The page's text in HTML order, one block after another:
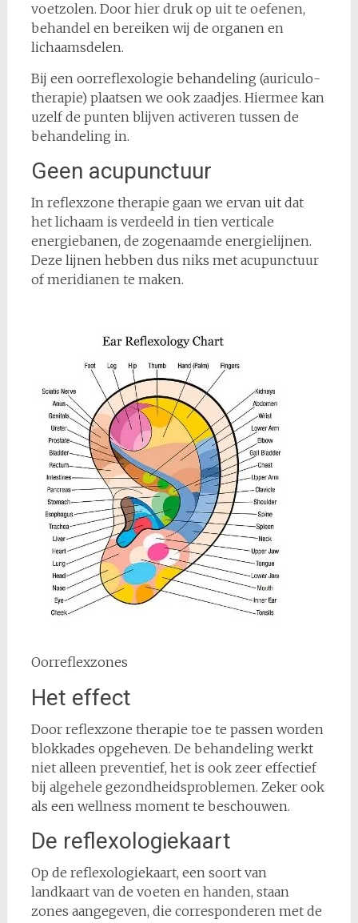
voetzolen. Door hier druk op uit te oefenen,
behandel en bereiken wij de organen en
lichaamsdelen.
Bij een oorreflexologie behandeling (auriculo-
therapie) plaatsen we ook zaadjes. Hiermee kan
uzelf de punten blijven activeren tussen de
behandeling in.
Geen acupunctuur
In reflexzone therapie gaan we ervan uit dat
het lichaam is verdeeld in tien verticale
energiebanen, de zogenaamde energielijnen.
Deze lijnen hebben dus niks met acupunctuur
of meridianen te maken.
Oorreflexzones
Het effect
Door reflexzone therapie toe te passen worden
blokkades opgeheven. De behandeling werkt
niet alleen preventief, het is ook zeer effectief
bij algehele gezondheidsproblemen. Zeker ook
als een wellness moment te beschouwen.
De reflexologiekaart
Op de reflexologiekaart, een soort van
landkaart van de voeten en handen, staan
zones aangegeven, die corresponderen met de